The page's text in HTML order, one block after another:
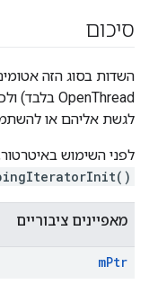
סיכום
השדות בסוג הזה
לגשת אליהם או
לפני השימוש
מאפיינים ציבוריים
mPtr